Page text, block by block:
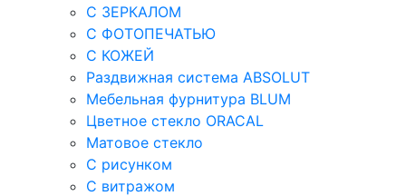
С ЗЕРКАЛОМ
С ФОТОПЕЧАТЬЮ
С КОЖЕЙ
Раздвижная система ABSOLUT
Мебельная фурнитура BLUM
Цветное стекло ORACAL
Матовое стекло
C рисунком
C витражом